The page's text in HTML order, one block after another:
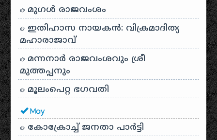
മുഗൾ രാജവംശം
ഇതിഹാസ നായകൻ: വിക്രമാദിത്യ
മഹാരാജാവ്
മന്നനാർ രാജവംശവും ശ്രീ
മുത്തപ്പനും
മൂലംപെറ്റ ഭഗവതി
May
കോക്രോച്ച് ജനതാ പാർട്ടി